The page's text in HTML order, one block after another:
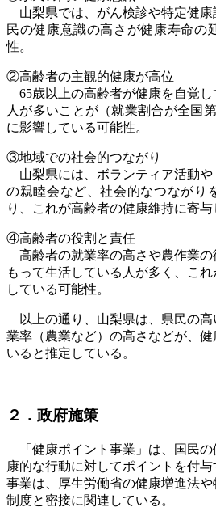
山梨県では、がん検診や特定健康
民の健康意識の高さが健康寿命の
性。
②高齢者の主観的健康が高位
65歳以上の高齢者が健康を自覚し
人が多いことが（就業割合が全国第
に影響している可能性。
③地域での社会的つながり
山梨県には、ボランティア活動や
の親睦会など、社会的なつながり
り、これが高齢者の健康維持に寄与
④高齢者の役割と責任
高齢者の就業率の高さや農作業の
もって生活している人が多く、こ
している可能性。
以上の通り、山梨県は、県民の高
業率（農業など）の高さなどが、
いると推定している。
２．政府施策
「健康ポイント事業」は、国民の
康的な行動に対してポイントを付
事業は、厚生労働省の健康増進法
制度と密接に関連している。